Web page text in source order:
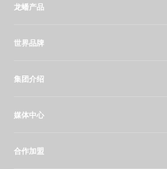
龙蟠产品
世界品牌
集团介绍
媒体中心
合作加盟